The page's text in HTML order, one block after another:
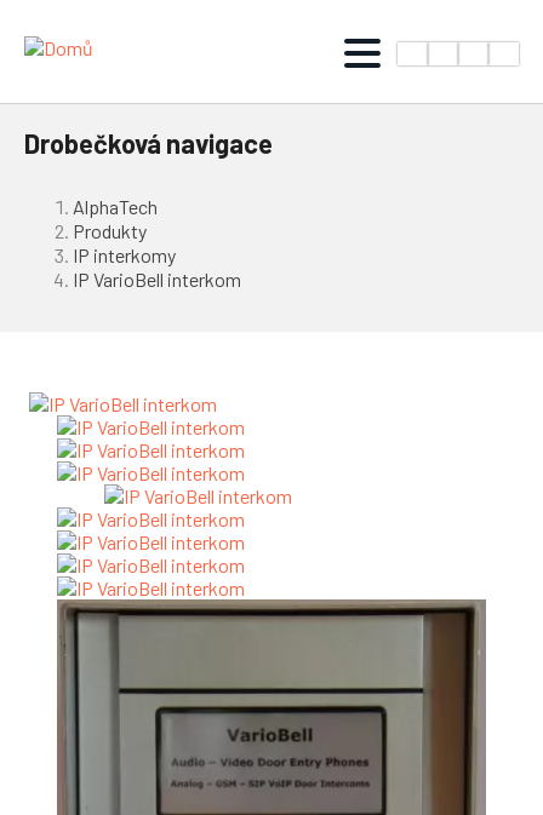
Drobečková navigace
AlphaTech
Produkty
IP interkomy
IP VarioBell interkom